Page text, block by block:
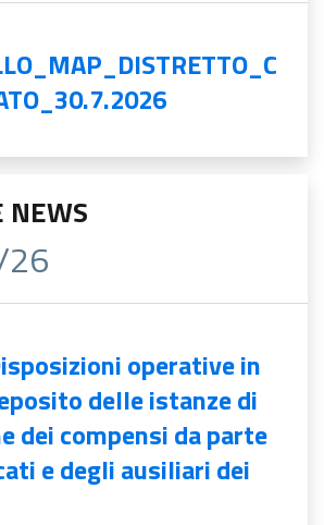
NEWS
operative in
delle istanze di
dei compensi da parte
e degli ausiliari dei